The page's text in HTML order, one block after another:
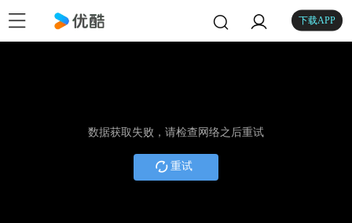
下载APP
数据获取失败，请检查网络之后重试
重试